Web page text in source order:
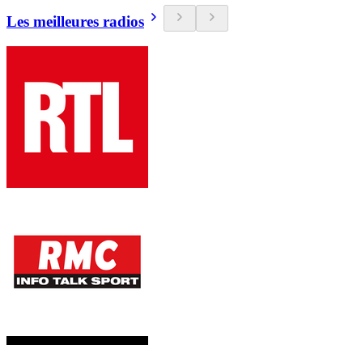
Les meilleures radios